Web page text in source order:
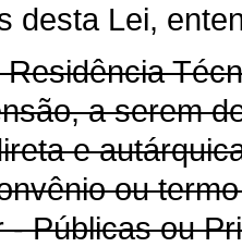
desta Lei,
a serem
e
ou
- Públicas ou